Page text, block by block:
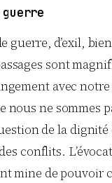
guerre
guerre, d’exil,
sont
avec notre
nous ne sommes
de la dignité
conflits.
mine de pouvoir